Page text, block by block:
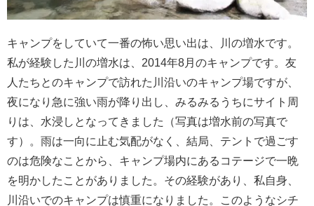
キャンプをしていて一番の怖い思い出は、川の増水です。
私が経験した川の増水は、2014年8月のキャンプです。友
人たちとのキャンプで訪れた川沿いのキャンプ場ですが、
夜になり急に強い雨が降り出し、みるみるうちにサイト周
りは、水浸しとなってきました（写真は増水前の写真で
す）。雨は一向に止む気配がなく、結局、テントで過ごす
のは危険なことから、キャンプ場内にあるコテージで一晩
を明かしたことがありました。その経験があり、私自身、
川沿いでのキャンプは慎重になりました。このようなシチ